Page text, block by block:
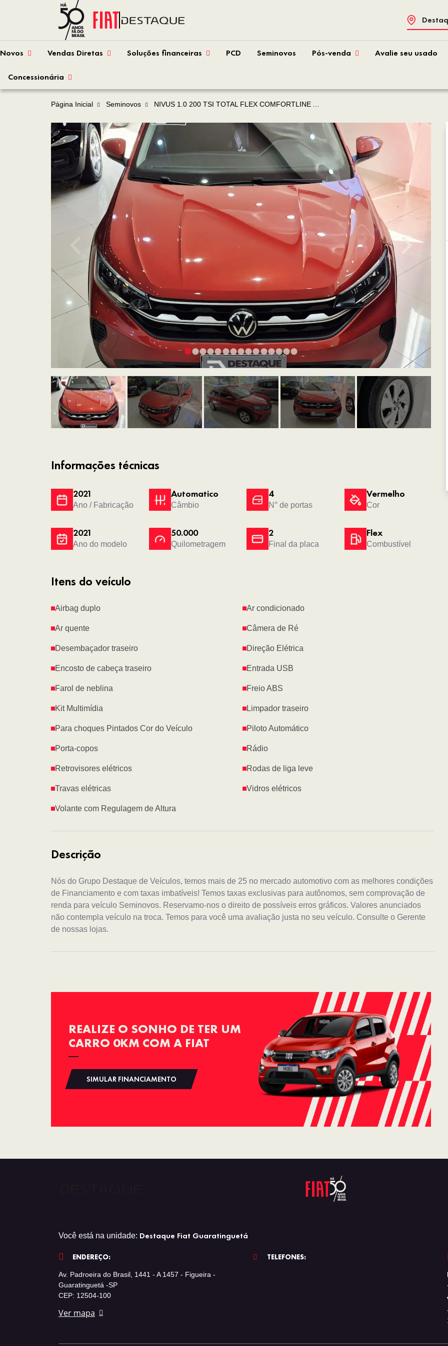
Novos Vendas Diretas Soluções financeiras PCD Seminovos Pós-venda Avalie seu usado
Concessionária
Página Inicial Seminovos NIVUS 1.0 200 TSI TOTAL FLEX COMFORTLINE AUTOMÁTICO
Informações técnicas
2021
Ano / Fabricação
Automatico
Câmbio
4
N° de portas
Vermelho
Cor
2021
Ano do modelo
50.000
Quilometragem
2
Final da placa
Flex
Combustível
Itens do veículo
Airbag duplo Ar condicionado
Ar quente Câmera de Ré
Desembaçador traseiro Direção Elétrica
Encosto de cabeça traseiro Entrada USB
Farol de neblina Freio ABS
Kit Multimídia Limpador traseiro
Para choques Pintados Cor do Veículo Piloto Automático
Porta-copos Rádio
Retrovisores elétricos Rodas de liga leve
Travas elétricas Vidros elétricos
Volante com Regulagem de Altura
Descrição
Nós do Grupo Destaque de Veículos, temos mais de 25 no mercado automotivo com as melhores condições
de Financiamento e com taxas imbatíveis! Temos taxas exclusivas para autônomos, sem comprovação de
renda para veículo Seminovos. Reservamo-nos o direito de possíveis erros gráficos. Valores anunciados
não contempla veículo na troca. Temos para você uma avaliação justa no seu veículo. Consulte o Gerente
de nossas lojas.
REALIZE O SONHO DE TER UM
CARRO 0KM COM A FIAT
SIMULAR FINANCIAMENTO
Você está na unidade: Destaque Fiat Guaratinguetá
ENDEREÇO:
Av. Padroeira do Brasil, 1441 - A 1457 - Figueira -
Guaratinguetá -SP
CEP: 12504-100
Ver mapa
TELEFONES: